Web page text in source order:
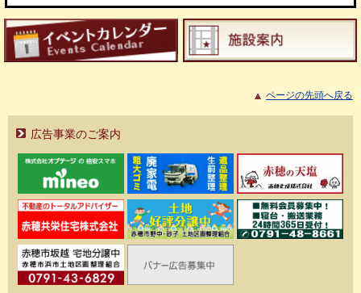
ページの先頭へ戻る
広告事業のご案内